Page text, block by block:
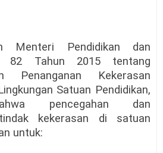
Menteri Pendidikan dan
82 Tahun 2015 tentang
Penanganan Kekerasan
Satuan Pendidikan,
pencegahan dan
kekerasan di satuan
untuk: